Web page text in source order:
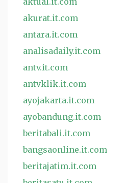
akurat.it.com
antara.it.com
analisadaily.it.com
antv.it.com
antvklik.it.com
ayojakarta.it.com
ayobandung.it.com
beritabali.it.com
bangsaonline.it.com
beritajatim.it.com